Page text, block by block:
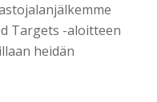
Targets -aloitteen
heidän